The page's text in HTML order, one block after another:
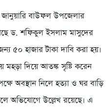
বাউফল উপজেলার
ড. শফিকুল ইসলাম মাসুদের
৫০ হাজার টাকা দাবি করা হয়।
মহড়া দিয়ে আতঙ্ক সৃষ্টি করেন
অবস্থান নিলে হত্যা ও ঘর বাড়ি
অভিযোগে উল্লেখ রয়েছে। এ